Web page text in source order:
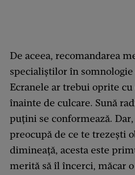
De aceea, recomandarea
specialiștilor în
Ecranele ar trebui oprite
înainte de culcare. Sună
puțini se conformează. Dar,
preocupă de ce te trezești
dimineață, acesta este
merită să îl încerci, măcar